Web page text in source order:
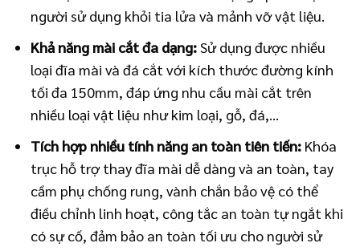
người sử dụng khỏi tia lửa và mảnh vỡ vật liệu.
Khả năng mài cắt đa dạng:Sử dụng được nhiều
loại đĩa mài và đá cắt với kích thước đường kính
tối đa 150mm, đáp ứng nhu cầu mài cắt trên
nhiều loại vật liệu như kim loại, gỗ, đá,…
Tích hợp nhiều tính năng an toàn tiên tiến: Khóa
trục hỗ trợ thay đĩa mài dễ dàng và an toàn, tay
cầm phụ chống rung, vành chắn bảo vệ có thể
điều chỉnh linh hoạt, công tắc an toàn tự ngắt khi
có sự cố, đảm bảo an toàn tối ưu cho người sử